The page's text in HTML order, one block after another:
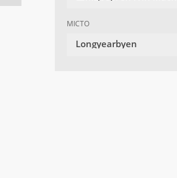
МІСТО
Longyearbyen